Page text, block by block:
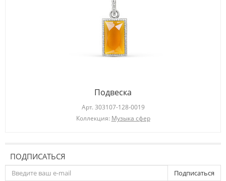
Подвеска
Арт. 303107-128-0019
Коллекция: Музыка сфер
ПОДПИСАТЬСЯ
Подписаться